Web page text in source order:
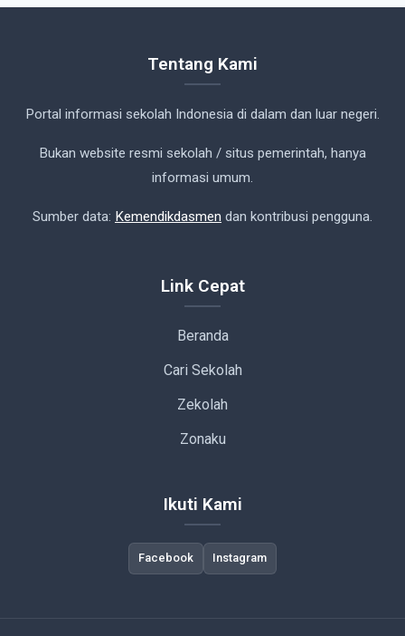
Tentang Kami
Portal informasi sekolah Indonesia di dalam dan luar negeri.
Bukan website resmi sekolah / situs pemerintah, hanya
informasi umum.
Sumber data: Kemendikdasmen dan kontribusi pengguna.
Link Cepat
Beranda
Cari Sekolah
Zekolah
Zonaku
Ikuti Kami
Facebook Instagram